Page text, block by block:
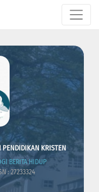
PENDIDIKAN KRISTEN
BERITA HIDUP
: 27233324